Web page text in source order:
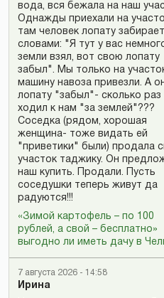
вода, вся бежала на наш
Однажды приехали на
там человек лопату
словами: "Я тут у вас
земли взял, вот свою лопату
забыл". Мы только на
машину навоза привезли. А
лопату "забыл"- сколько раз
ходил к нам "за землей"???
Соседка (рядом, хорошая
женщина- тоже видать ей
"приветики" были) продала
участок таджику. Он
наш купить. Продали. Пусть
соседушки теперь живут да
радуются!!!
«Зимой картофель – по 100
рублей, а свой – бесплатно»
выгодно ли иметь дачу в
7 августа 2026 - 14:58
Ирина